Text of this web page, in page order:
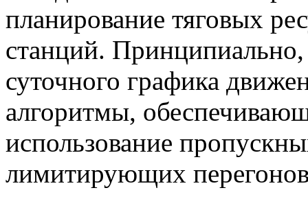
планирование тяговых
станций.
суточного графика
алгоритмы,
использование
лимитирующих